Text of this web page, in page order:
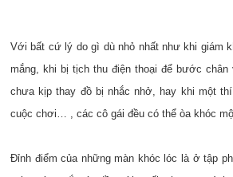
Với bất cứ lý do gì dù nhỏ nhất như khi giám
mắng, khi bị tịch thu điện thoại để bước chân
chưa kịp thay đồ bị nhắc nhở, hay khi một
cuộc chơi… , các cô gái đều có thể òa khóc
Đỉnh điểm của những màn khóc lóc là ở tập